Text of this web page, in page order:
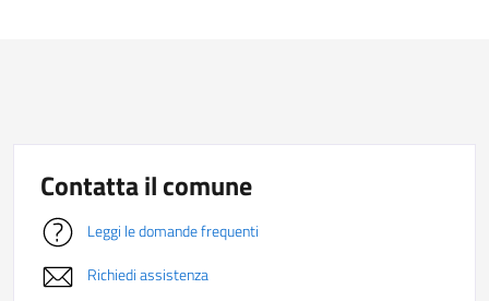
Contatta il comune
Leggi le domande frequenti
Richiedi assistenza